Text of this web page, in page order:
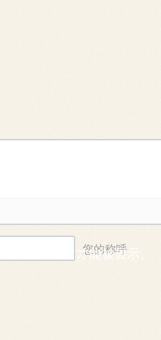
一段时间后才能被显示。
您的称呼